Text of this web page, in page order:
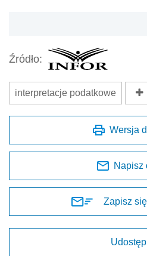
Źródło:
interpretacje podatkowe
Wersja
Napisz
Zapisz